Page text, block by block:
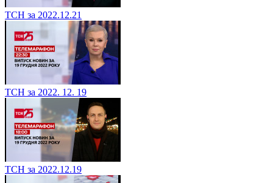
ТСН за 2022.12.21
ТСН за 2022. 12. 19
ТСН за 2022.12.19